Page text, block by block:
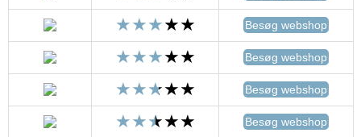
Besøg webshop
Besøg webshop
Besøg webshop
Besøg webshop